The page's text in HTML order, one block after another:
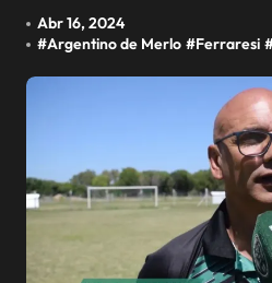
Abr 16, 2024
#Argentino de Merlo #Ferraresi